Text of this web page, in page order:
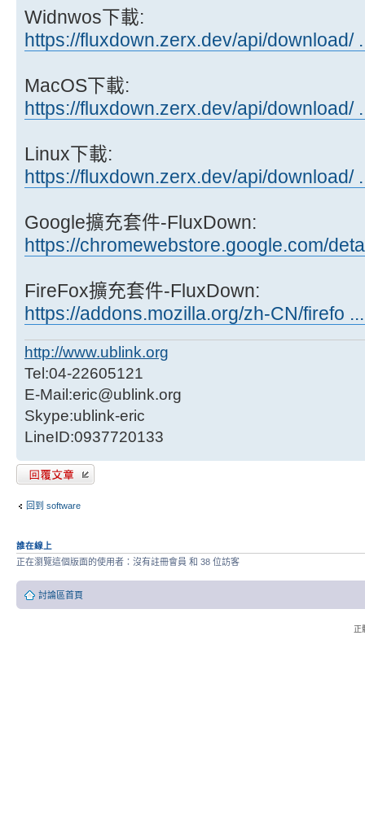
Widnwos下載:
https://fluxdown.zerx.dev/api/download/
MacOS下載:
https://fluxdown.zerx.dev/api/download/
Linux下載:
https://fluxdown.zerx.dev/api/download/
Google擴充套件-FluxDown:
https://chromewebstore.google.com/
FireFox擴充套件-FluxDown:
https://addons.mozilla.org/zh-CN/firefo
http://www.ublink.org
Tel:04-22605121
E-Mail:eric@ublink.org
Skype:ublink-eric
LineID:0937720133
發表回覆
回到 software
誰在線上
正在瀏覽這個版面的使用者：沒有註冊會員 和 38 位訪客
討論區首頁
正